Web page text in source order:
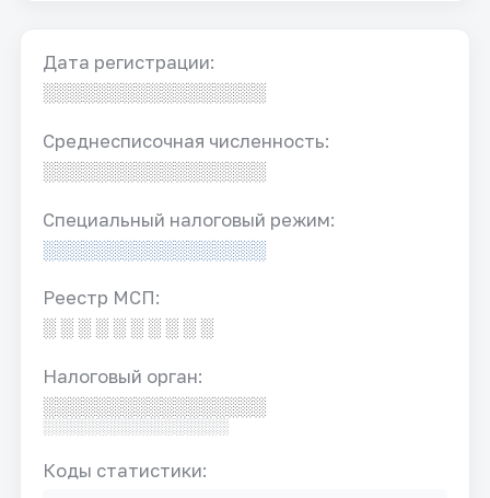
Дата регистрации:
░░░░░░░░░░░░░░░░░
Среднесписочная численность:
░░░░░░░░░░░░░░░░░
Специальный налоговый режим:
░░░░░░░░░░░░░░░░░
Реестр МСП:
░ ░ ░ ░ ░ ░ ░ ░ ░ ░
Налоговый орган:
░░░░░░░░░░░░░░░░░
░░░░░░░░░░░░░░░░░
Коды статистики: